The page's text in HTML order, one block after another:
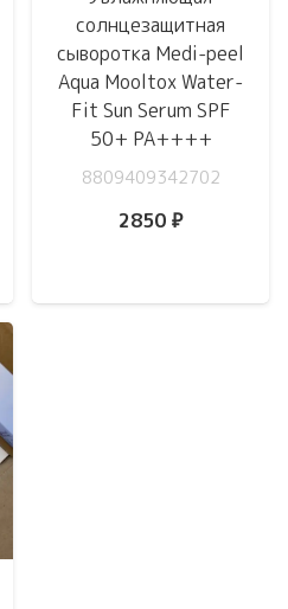
солнцезащитная
сыворотка Medi-peel
Aqua Mooltox Water-
Fit Sun Serum SPF
50+ PA++++
8809409342702
2850 ₽